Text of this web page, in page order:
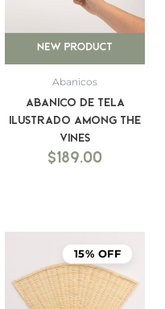
Abanicos
Abanico de Tela
Ilustrado Among the
Vines
$189.00
15% OFF